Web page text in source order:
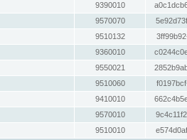
9390010
9570070
9510132
9360010
9550021
9510060
9410010
9570010
9510010